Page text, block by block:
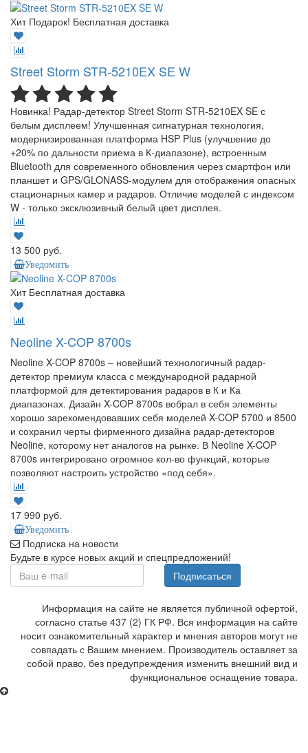
Хит Подарок! Бесплатная доставка
Street Storm STR-5210EX SE W
Новинка! Радар-детектор Street Storm STR-5210EX SE с
белым дисплеем! Улучшенная сигнатурная технология,
модернизированная платформа HSP Plus (улучшение до
+20% по дальности приема в К-диапазоне), встроенным
Bluetooth для современного обновления через смартфон или
планшет и GPS/GLONASS-модулем для отображения опасных
стационарных камер и радаров. Отличие моделей с индексом
W - только эксклюзивный белый цвет дисплея.
13 500 руб.
Уведомить
Хит Бесплатная доставка
Neoline X-COP 8700s
Neoline X-COP 8700s – новейший технологичный радар-
детектор премиум класса с международной радарной
платформой для детектирования радаров в К и Ка
диапазонах. Дизайн X-COP 8700s вобрал в себя элементы
хорошо зарекомендовавших себя моделей X-COP 5700 и 8500
и сохранил черты фирменного дизайна радар-детекторов
Neoline, которому нет аналогов на рынке. В Neoline X-COP
8700s интегрировано огромное кол-во функций, которые
позволяют настроить устройство «под себя».
17 990 руб.
Уведомить
Подписка на новости
Будьте в курсе новых акций и спецпредложений!
Подписаться
Информация на сайте не является публичной офертой,
согласно статье 437 (2) ГК РФ. Вся информация на сайте
носит ознакомительный характер и мнения авторов могут не
совпадать с Вашим мнением. Производитель оставляет за
собой право, без предупреждения изменить внешний вид и
функциональное оснащение товара.